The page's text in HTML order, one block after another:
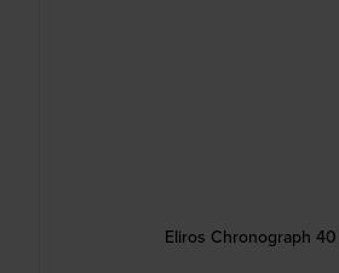
Eliros Chronograph